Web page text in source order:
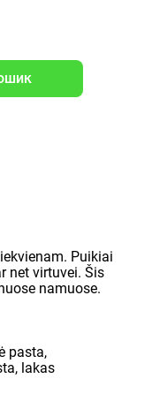
Puikiai
net virtuvei. Šis
namuose.
pasta,
lakas